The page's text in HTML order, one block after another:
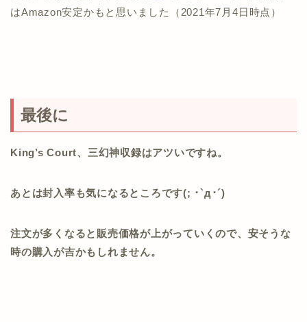
はAmazon安定かもと思いました（2021年7月4日時点）
最後に
King’s Court、三幻神収録はアツいですね。
あとは封入率も気になるところです(; ･`д･´)
注文が多くなると販売価格が上がっていくので、安そうな
時の購入が吉かもしれません。